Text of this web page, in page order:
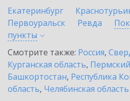
Екатеринбург
Первоуральск
Ревда
пункты
Смотрите также: Россия,
Курганская область,
Башкортостан, Республика
область, Челябинская область